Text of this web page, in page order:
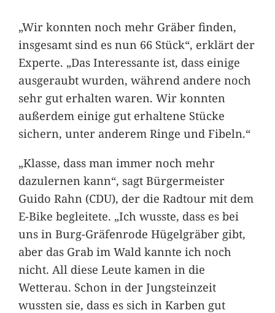
„Wir konnten noch mehr Gräber finden,
insgesamt sind es nun 66 Stück“, erklärt der
Experte. „Das Interessante ist, dass einige
ausgeraubt wurden, während andere noch
sehr gut erhalten waren. Wir konnten
außerdem einige gut erhaltene Stücke
sichern, unter anderem Ringe und Fibeln.“
„Klasse, dass man immer noch mehr
dazulernen kann“, sagt Bürgermeister
Guido Rahn (CDU), der die Radtour mit dem
E-Bike begleitete. „Ich wusste, dass es bei
uns in Burg-Gräfenrode Hügelgräber gibt,
aber das Grab im Wald kannte ich noch
nicht. All diese Leute kamen in die
Wetterau. Schon in der Jungsteinzeit
wussten sie, dass es sich in Karben gut